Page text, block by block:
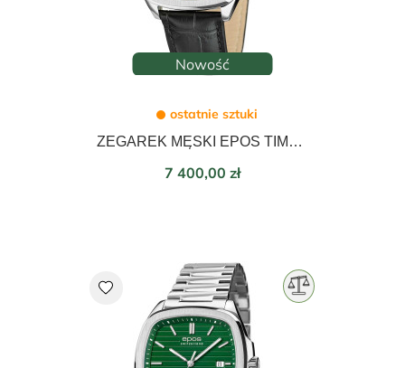
Nowość
ostatnie sztuki
ZEGAREK MĘSKI EPOS TIMELESS AUTOMATIC 40mm 3511.152.20.16.25
Cena
7 400,00 zł
favorite